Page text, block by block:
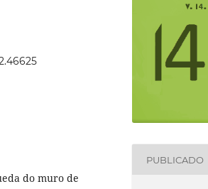
do muro de
PUBLICADO